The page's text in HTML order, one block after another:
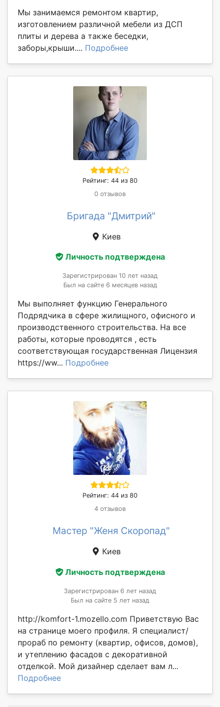
Мы занимаемся ремонтом квартир,
изготовлением различной мебели из ДСП
плиты и дерева а также беседки,
заборы,крыши.... Подробнее
Рейтинг: 44 из 80
0 отзывов
Бригада "Дмитрий"
Киев
Личность подтверждена
Зарегистрирован 10 лет назад
Был на сайте 6 месяцев назад
Мы выполняет функцию Генерального
Подрядчика в сфере жилищного, офисного и
производственного строительства. На все
работы, которые проводятся , есть
соответствующая государственная Лицензия
https://ww... Подробнее
Рейтинг: 44 из 80
4 отзывов
Мастер "Женя Скоропад"
Киев
Личность подтверждена
Зарегистрирован 6 лет назад
Был на сайте 5 лет назад
http://komfort-1.mozello.com Приветствую Вас
на странице моего профиля. Я специалист/
прораб по ремонту (квартир, офисов, домов),
и утеплению фасадов с декоративной
отделкой. Мой дизайнер сделает вам л...
Подробнее